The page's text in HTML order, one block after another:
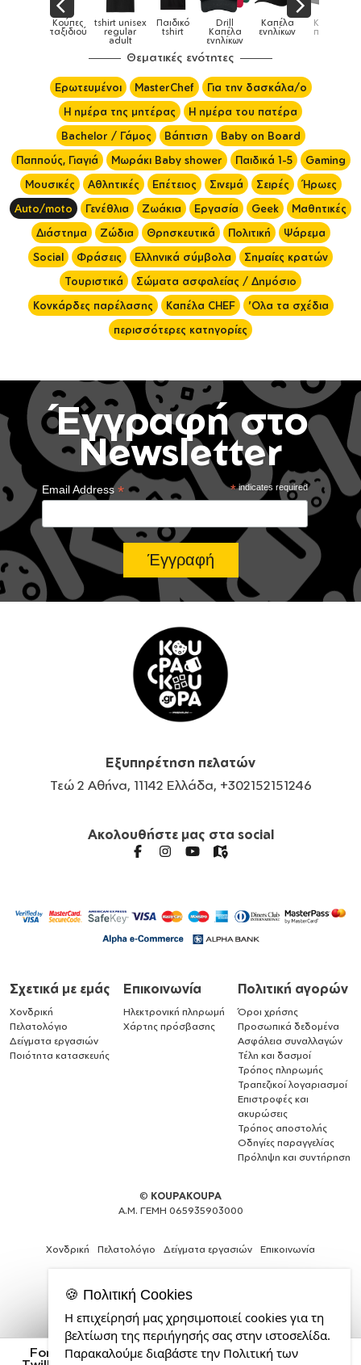
Ford, Καπέλο παιδικό Baseball, 100% Βαμβακερό
Κούπες
ταξιδιού
tshirt unisex
regular
adult
Παιδικό
tshirt
Drill
Καπέλα
ενηλίκων
Καπέλα
ενηλίκων
Καπέλα
παιδικά
Θεματικές ενότητες
Ερωτευμένοι MasterChef
Για την δασκάλα/ο
Η ημέρα της μητέρας
Η ημέρα του πατέρα
Bachelor / Γάμος
Βάπτιση
Baby on Board
Παππούς, Γιαγιά
Μωράκι Baby shower Παιδικά 1-5
Gaming
Μουσικές
Αθλητικές Επέτειος Σινεμά Σειρές
Ήρωες
Auto/moto
Γενέθλια Ζωάκια Εργασία Geek
Μαθητικές
Διάστημα
Ζώδια Θρησκευτικά Πολιτική
Ψάρεμα
Social
Φράσεις Ελληνικά σύμβολα
Σημαίες κρατών
Τουριστικά
Σώματα ασφαλείας / Δημόσιο
Κονκάρδες παρέλασης
Καπέλα CHEF
'Ολα τα σχέδια
περισσότερες κατηγορίες
Έγγραφή στο
Newsletter
*indicates required
Email Address*
Εξυπηρέτηση πελατών
Τεώ 2 Αθήνα, 11142 Ελλάδα, +302152151246
Ακολουθήστε μας στα social
Σχετικά με εμάς
Χονδρική
Πελατολόγιο
Δείγματα εργασιών
Ποιότητα κατασκευής
Επικοινωνία
Ηλεκτρονική πληρωμή
Χάρτης πρόσβασης
Πολιτική αγορών
Όροι χρήσης
Προσωπικά δεδομένα
Ασφάλεια συναλλαγών
Τέλη και δασμοί
Τρόπος πληρωμής
Τραπεζικοί λογαριασμοί
Επιστροφές και
ακυρώσεις
Τρόπος αποστολής
Οδηγίες παραγγελίας
Πρόληψη και συντήρηση
© KOUPAKOUPA
Α.Μ. ΓΕΜΗ 065935903000
Χονδρική Πελατολόγιο Δείγματα εργασιών Επικοινωνία
Expert
Web
Development
🍪 Πολιτική Cookies
Η επιχείρησή μας χρησιμοποιεί cookies για τη
βελτίωση της περιήγησής σας στην ιστοσελίδα.
Παρακαλούμε διαβάστε την Πολιτική των